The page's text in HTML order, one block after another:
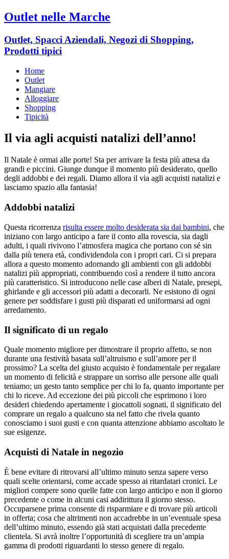
Outlet nelle Marche
Outlet, Spacci Aziendali, Negozi di Shopping,
Prodotti tipici
Home
Outlet
Mangiare
Alloggiare
Shopping
Tipicità
Il via agli acquisti natalizi dell’anno!
Il Natale è ormai alle porte! Sta per arrivare la festa più attesa da
grandi e piccini. Giunge dunque il momento più desiderato, quello
degli addobbi e dei regali. Diamo allora il via agli acquisti natalizi e
lasciamo spazio alla fantasia!
Addobbi natalizi
Questa ricorrenza risulta essere molto desiderata sia dai bambini, che
iniziano con largo anticipo a fare il conto alla rovescia, sia dagli
adulti, i quali rivivono l’atmosfera magica che portano con sé sin
dalla più tenera età, condividendola con i propri cari. Ci si prepara
allora a questo momento adornando gli ambienti con gli addobbi
natalizi più appropriati, contribuendo così a rendere il tutto ancora
più caratteristico. Si introducono nelle case alberi di Natale, presepi,
ghirlande e gli accessori più adatti a decorarli. Ne esistono di ogni
genere per soddisfare i gusti più disparati ed uniformarsi ad ogni
arredamento.
Il significato di un regalo
Quale momento migliore per dimostrare il proprio affetto, se non
durante una festività basata sull’altruismo e sull’amore per il
prossimo? La scelta del giusto acquisto è fondamentale per regalare
un momento di felicità e strappare un sorriso alle persone alle quali
teniamo; un gesto tanto semplice per chi lo fa, quanto importante per
chi lo riceve. Ad eccezione dei più piccoli che esprimono i loro
desideri chiedendo apertamente i giocattoli sognati, il significato del
comprare un regalo a qualcuno sta nel fatto che rivela quanto
conosciamo i suoi gusti e con quanta attenzione abbiamo ascoltato le
sue esigenze.
Acquisti di Natale in negozio
È bene evitare di ritrovarsi all’ultimo minuto senza sapere verso
quali scelte orientarsi, come accade spesso ai ritardatari cronici. Le
migliori compere sono quelle fatte con largo anticipo e non il giorno
precedente o come in alcuni casi addirittura il giorno stesso.
Occuparsene prima consente di risparmiare e di trovare più articoli
in offerta; cosa che altrimenti non accadrebbe in un’eventuale spesa
dell’ultimo minuto, essendo già stati acquistati dalla precedente
clientela. Si avrà inoltre l’opportunità di scegliere tra un’ampia
gamma di prodotti riguardanti lo stesso genere di regalo.